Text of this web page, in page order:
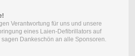
Verantwortung für uns und unsere
eines Laien-Defibrillators auf
sagen Dankeschön an alle Sponsoren.